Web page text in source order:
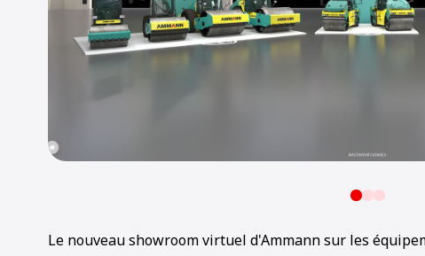
Le nouveau showroom virtuel d'Ammann sur les